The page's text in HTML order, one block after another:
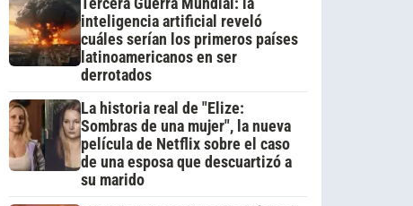
inteligencia artificial reveló
cuáles serían los primeros países
latinoamericanos en ser
derrotados
La historia real de "Elize:
Sombras de una mujer", la nueva
película de Netflix sobre el caso
de una esposa que descuartizó a
su marido